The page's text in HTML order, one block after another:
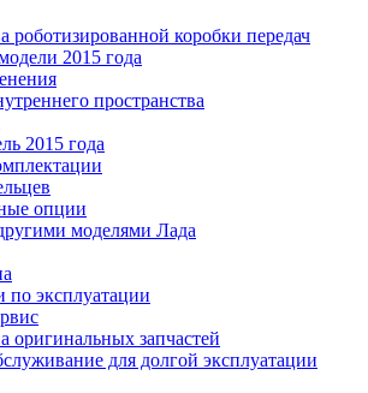
роботизированной коробки передач
2015 года
пространства
2015 года
опции
моделями Лада
по эксплуатации
оригинальных запчастей
для долгой эксплуатации